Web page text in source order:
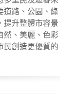
道路、公園、綠
提升整體市容景
然、美麗、色彩
民創造更優質的